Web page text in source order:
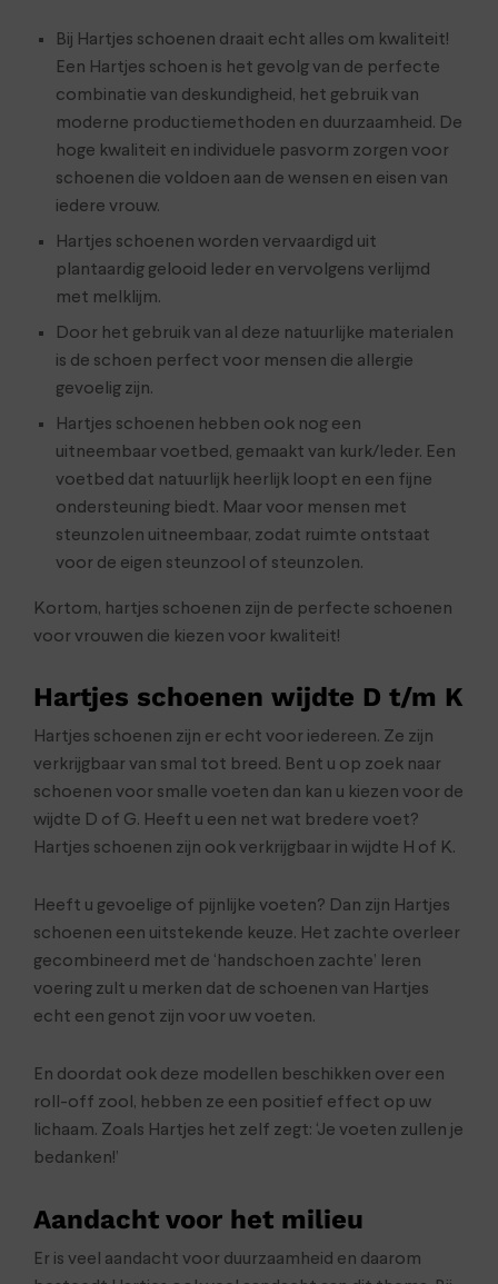
Bij Hartjes schoenen draait echt alles om kwaliteit!
Een Hartjes schoen is het gevolg van de perfecte
combinatie van deskundigheid, het gebruik van
moderne productiemethoden en duurzaamheid. De
hoge kwaliteit en individuele pasvorm zorgen voor
schoenen die voldoen aan de wensen en eisen van
iedere vrouw.
Hartjes schoenen worden vervaardigd uit
plantaardig gelooid leder en vervolgens verlijmd
met melklijm.
Door het gebruik van al deze natuurlijke materialen
is de schoen perfect voor mensen die allergie
gevoelig zijn.
Hartjes schoenen hebben ook nog een
uitneembaar voetbed, gemaakt van kurk/leder. Een
voetbed dat natuurlijk heerlijk loopt en een fijne
ondersteuning biedt. Maar voor mensen met
steunzolen uitneembaar, zodat ruimte ontstaat
voor de eigen steunzool of steunzolen.
Kortom, hartjes schoenen zijn de perfecte schoenen
voor vrouwen die kiezen voor kwaliteit!
Hartjes schoenen wijdte D t/m K
Hartjes schoenen zijn er echt voor iedereen. Ze zijn
verkrijgbaar van smal tot breed. Bent u op zoek naar
schoenen voor smalle voeten dan kan u kiezen voor de
wijdte D of G. Heeft u een net wat bredere voet?
Hartjes schoenen zijn ook verkrijgbaar in wijdte H of K.
Heeft u gevoelige of pijnlijke voeten? Dan zijn Hartjes
schoenen een uitstekende keuze. Het zachte overleer
gecombineerd met de ‘handschoen zachte’ leren
voering zult u merken dat de schoenen van Hartjes
echt een genot zijn voor uw voeten.
En doordat ook deze modellen beschikken over een
roll-off zool, hebben ze een positief effect op uw
lichaam. Zoals Hartjes het zelf zegt: ‘Je voeten zullen je
bedanken!’
Aandacht voor het milieu
Er is veel aandacht voor duurzaamheid en daarom